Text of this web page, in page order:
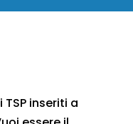
inseriti a